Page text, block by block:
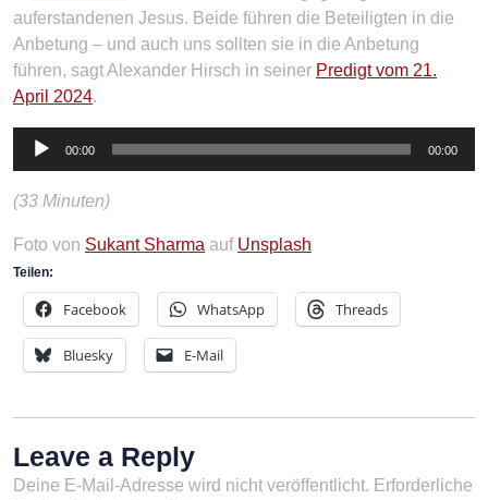
auferstandenen Jesus. Beide führen die Beteiligten in die
Anbetung – und auch uns sollten sie in die Anbetung
führen, sagt Alexander Hirsch in seiner Predigt vom 21.
April 2024.
Audio-
00:00 00:00
(33 Minuten)
Foto von Sukant Sharma auf Unsplash
Teilen:
Facebook WhatsApp Threads
Bluesky E-Mail
Leave a Reply
Deine E-Mail-Adresse wird nicht veröffentlicht. Erforderliche